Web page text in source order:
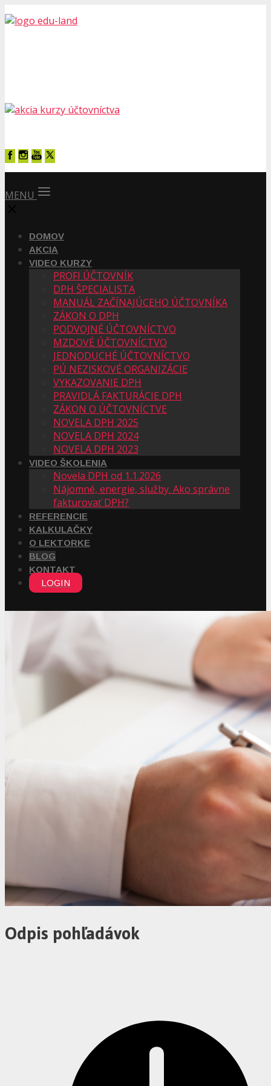
MENU
DOMOV
AKCIA
VIDEO KURZY
PROFI ÚČTOVNÍK
DPH ŠPECIALISTA
MANUÁL ZAČÍNAJÚCEHO ÚČTOVNÍKA
ZÁKON O DPH
PODVOJNÉ ÚČTOVNÍCTVO
MZDOVÉ ÚČTOVNÍCTVO
JEDNODUCHÉ ÚČTOVNÍCTVO
PÚ NEZISKOVÉ ORGANIZÁCIE
VYKAZOVANIE DPH
PRAVIDLÁ FAKTURÁCIE DPH
ZÁKON O ÚČTOVNÍCTVE
NOVELA DPH 2025
NOVELA DPH 2024
NOVELA DPH 2023
VIDEO ŠKOLENIA
Novela DPH od 1.1.2026
Nájomné, energie, služby. Ako správne
fakturovať DPH?
REFERENCIE
KALKULAČKY
O LEKTORKE
BLOG
KONTAKT
LOGIN
Odpis pohľadávok